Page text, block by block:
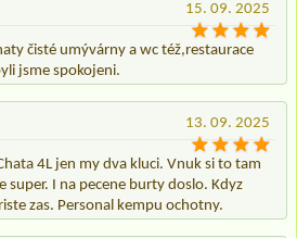
15. 09. 2025
čisté umývárny a wc též,restaurace
jsme spokojeni.
13. 09. 2025
4L jen my dva kluci. Vnuk si to tam
super. I na pecene burty doslo. Kdyz
zas. Personal kempu ochotny.